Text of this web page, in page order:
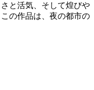
と活気、そして煌びや
の作品は、夜の都市の